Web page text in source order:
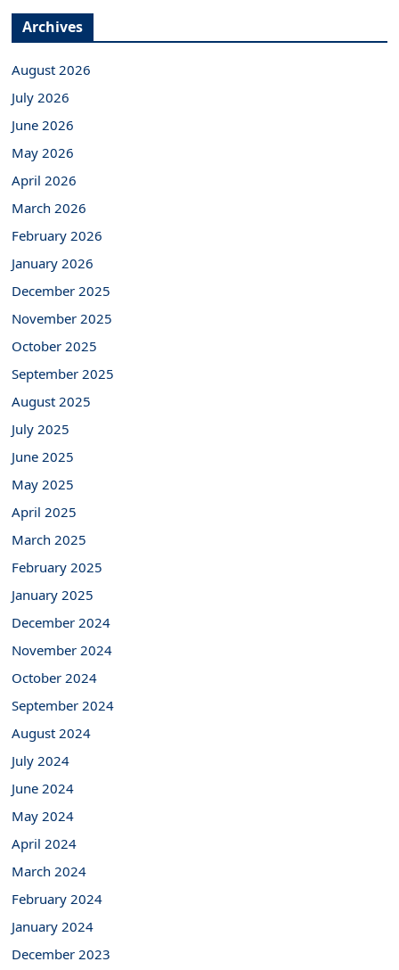
Archives
August 2026
July 2026
June 2026
May 2026
April 2026
March 2026
February 2026
January 2026
December 2025
November 2025
October 2025
September 2025
August 2025
July 2025
June 2025
May 2025
April 2025
March 2025
February 2025
January 2025
December 2024
November 2024
October 2024
September 2024
August 2024
July 2024
June 2024
May 2024
April 2024
March 2024
February 2024
January 2024
December 2023